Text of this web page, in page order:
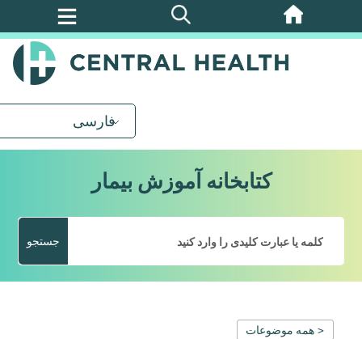
پرش
فارسی
کتابخانه آموزش بیمار
جستجو
< همه موضوعات